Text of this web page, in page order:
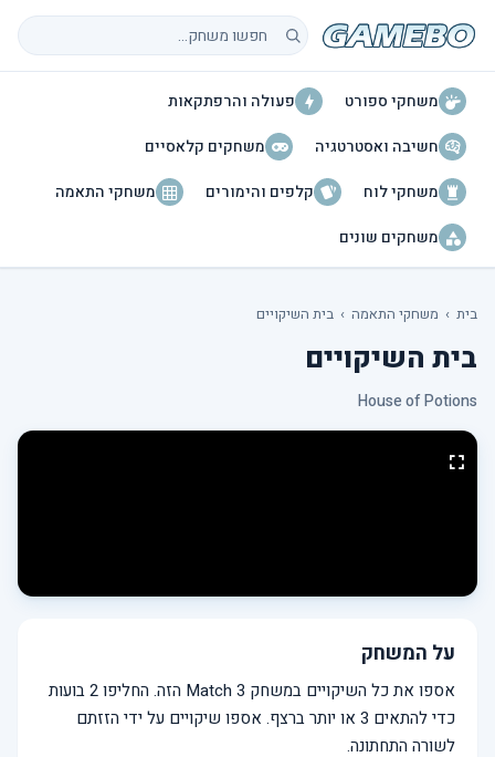
חיפוש משחקים
משחקי ספורט
פעולה והרפתקאות
חשיבה ואסטרטגיה
משחקים קלאסיים
משחקי לוח
קלפים והימורים
משחקי התאמה
משחקים שונים
בית › משחקי התאמה › בית השיקויים
בית השיקויים
House of Potions
על המשחק
אספו את כל השיקויים במשחק Match 3 הזה. החליפו 2 בועות
כדי להתאים 3 או יותר ברצף. אספו שיקויים על ידי הזזתם
לשורה התחתונה.